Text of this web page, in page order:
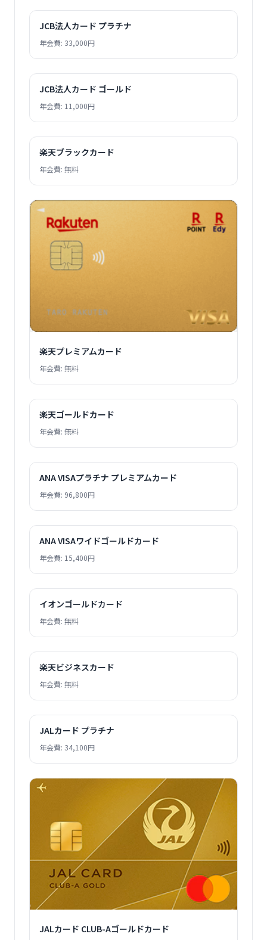
JCB法人カード プラチナ
年会費: 33,000円
JCB法人カード ゴールド
年会費: 11,000円
楽天ブラックカード
年会費: 無料
楽天プレミアムカード
年会費: 無料
楽天ゴールドカード
年会費: 無料
ANA VISAプラチナ プレミアムカード
年会費: 96,800円
ANA VISAワイドゴールドカード
年会費: 15,400円
イオンゴールドカード
年会費: 無料
楽天ビジネスカード
年会費: 無料
JALカード プラチナ
年会費: 34,100円
JALカード CLUB-Aゴールドカード